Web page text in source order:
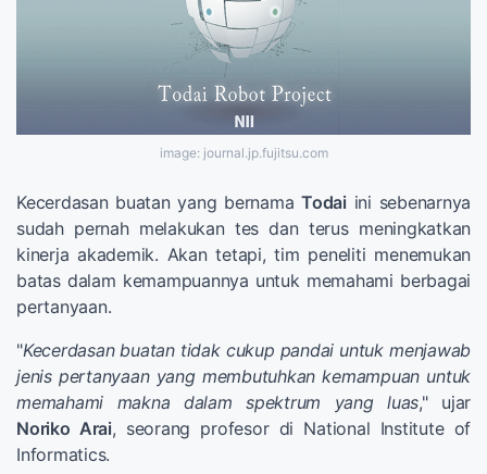
image: journal.jp.fujitsu.com
Kecerdasan buatan yang bernamaTodai ini sebenarnya
sudah pernah melakukan tes dan terus meningkatkan
kinerja akademik. Akan tetapi, tim peneliti menemukan
batas dalam kemampuannya untuk memahami berbagai
pertanyaan.
"Kecerdasan buatan tidak cukup pandai untuk menjawab
jenis pertanyaan yang membutuhkan kemampuan untuk
memahami makna dalam spektrum yang luas," ujar
Noriko Arai, seorang profesor di National Institute of
Informatics.